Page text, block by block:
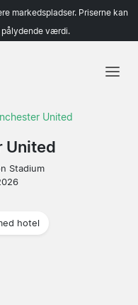
markedspladser. Priserne kan
værdi.
United
United
Stadium
hotel